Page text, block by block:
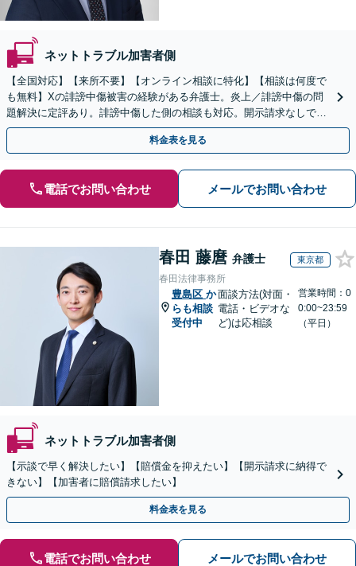
ネットトラブル加害者側
【全国対応】【来所不要】【オンライン相談に特化】【相談は何度で
も無料】Xの誹謗中傷被害の経験がある弁護士。炎上／誹謗中傷の問
題解決に定評あり。誹謗中傷した側の相談も対応。開示請求なしで本
人の特定ができる場合もあり。
料金表を見る
電話でお問い合わせ メールでお問い合わせ
春田 藤麿 弁護士 東京都
春田法律事務所
豊島区 か
らも相談
受付中
面談方法(対面・
電話・ビデオな
ど)は応相談
営業時間：0
0:00~23:59
（平日）
ネットトラブル加害者側
【示談で早く解決したい】【賠償金を抑えたい】【開示請求に納得で
きない】【加害者に賠償請求したい】
料金表を見る
電話でお問い合わせ メールでお問い合わせ